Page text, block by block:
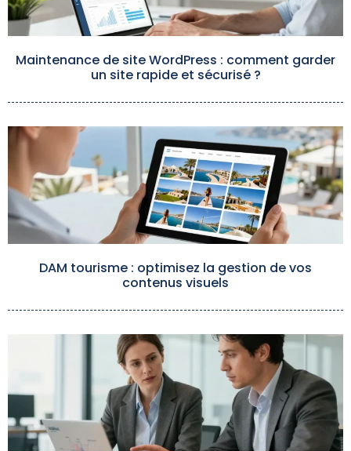
Maintenance de site WordPress : comment garder
un site rapide et sécurisé ?
DAM tourisme : optimisez la gestion de vos
contenus visuels